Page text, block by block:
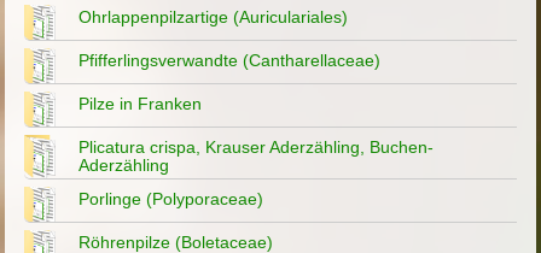
Ohrlappenpilzartige (Auriculariales)
Pfifferlingsverwandte (Cantharellaceae)
Pilze in Franken
Plicatura crispa, Krauser Aderzähling, Buchen-
Aderzähling
Porlinge (Polyporaceae)
Röhrenpilze (Boletaceae)